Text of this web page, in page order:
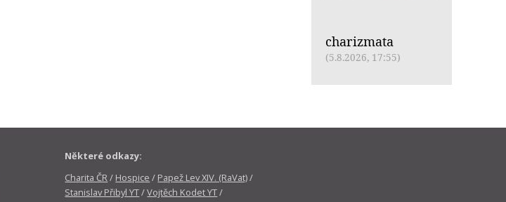
charizmata
(5.8.2026, 17:55)
Některé odkazy:
Charita ČR / Hospice / Papež Lev XIV. (RaVat)/
Stanislav Přibyl YT/Vojtěch Kodet YT/